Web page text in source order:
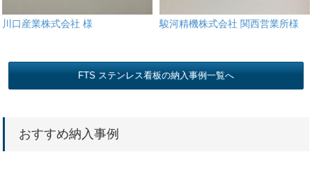
川口産業株式会社 様 駿河精機株式会社 関西営業所様
FTS ステンレス看板の納入事例一覧へ
おすすめ納入事例